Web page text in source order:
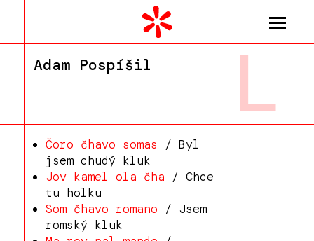
Adam Pospíšil L
Čoro čhavo somas / Byl
jsem chudý kluk
Jov kamel ola čha / Chce
tu holku
Som čhavo romano / Jsem
romský kluk